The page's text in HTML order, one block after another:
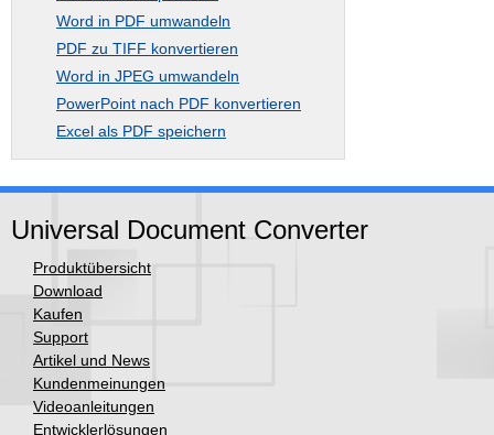
Word in PDF umwandeln
PDF zu TIFF konvertieren
Word in JPEG umwandeln
PowerPoint nach PDF konvertieren
Excel als PDF speichern
Universal Document Converter
Produktübersicht
Download
Kaufen
Support
Artikel und News
Kundenmeinungen
Videoanleitungen
Entwicklerlösungen